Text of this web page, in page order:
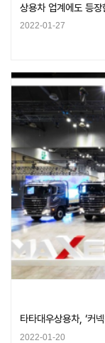
상용차 업계에도 등
2022-01-27
타타대우상용차, ‘커
2022-01-20